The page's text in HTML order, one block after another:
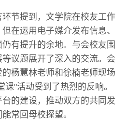
节提到，文学院在校友工作
在运用电子媒介发布信息、
有提升的余地。与会校友围
议题展开了深入的交流。会
杨慧林老师和徐楠老师现场
"活动受到了热烈的反响。
的建设，推动双方的共同发
常回母校探望。